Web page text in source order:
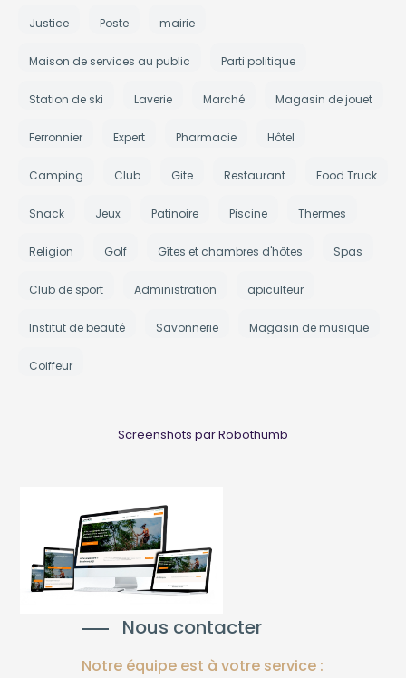
Justice Poste mairie
Maison de services au public Parti politique
Station de ski Laverie Marché Magasin de jouet
Ferronnier Expert Pharmacie Hôtel
Camping Club Gite Restaurant Food Truck
Snack Jeux Patinoire Piscine Thermes
Religion Golf Gîtes et chambres d'hôtes Spas
Club de sport Administration apiculteur
Institut de beauté Savonnerie Magasin de musique
Coiffeur
Screenshots par Robothumb
Nous contacter
Notre équipe est à votre service :